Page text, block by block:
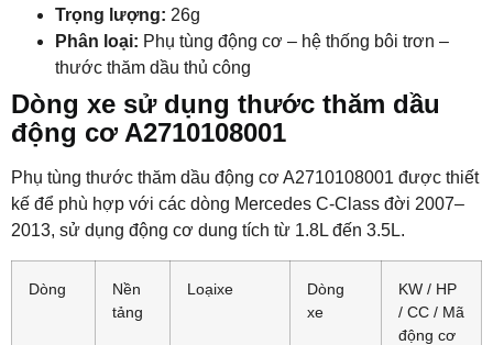
Trọng lượng: 26g
Phân loại: Phụ tùng động cơ – hệ thống bôi trơn –
thước thăm dầu thủ công
Dòng xe sử dụng thước thăm dầu
động cơ A2710108001
Phụ tùng thước thăm dầu động cơ A2710108001 được thiết
kế để phù hợp với các dòng Mercedes C-Class đời 2007–
2013, sử dụng động cơ dung tích từ 1.8L đến 3.5L.
Dòng
Nền
tảng
Loạixe
Dòng
xe
KW / HP
/ CC / Mã
động cơ